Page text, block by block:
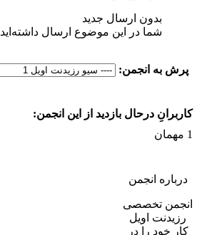
بدون ارسال جدید‌
شما در این موضوع ارسال داشته‌اید
پرش به انجمن:
کاربرانِ درحال بازدید از این انجمن:
1 مهمان
درباره انجمن
انجمن تخصصی
رزیدنت اویل
کار خود را در